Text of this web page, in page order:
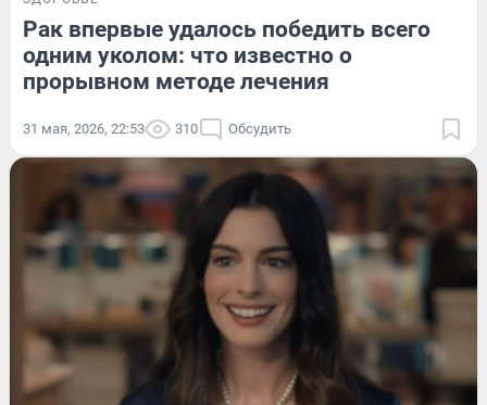
Рак впервые удалось победить всего
одним уколом: что известно о
прорывном методе лечения
31 мая, 2026, 22:53 310 Обсудить